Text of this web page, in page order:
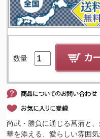
数量
尚武・勝負に通じる菖蒲と
華を添える、愛らしい雰囲